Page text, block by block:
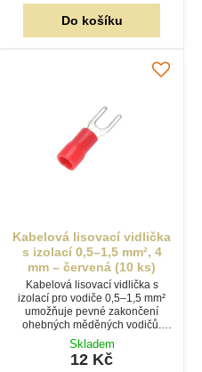
Do košíku
Kabelová lisovací vidlička
s izolací 0,5–1,5 mm², 4
mm – červená (10 ks)
Kabelová lisovací vidlička s
izolací pro vodiče 0,5–1,5 mm²
umožňuje pevné zakončení
ohebných měděných vodičů.
Vidlička o velikosti 4 mm
usnadňuje rychlé šroubové
připojení. Balení 10 ks.
Skladem
12 Kč